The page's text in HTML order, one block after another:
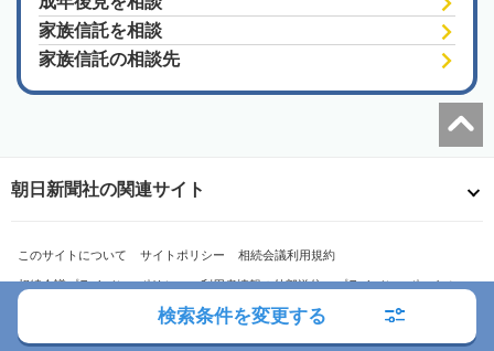
家族信託を相談
家族信託の相談先
検索条件を変更する
朝日新聞社の関連サイト
このサイトについて サイトポリシー 相続会議利用規約
相続会議プライバシーポリシー 利用者情報の外部送信 プライバシーポータル
お問い合わせ